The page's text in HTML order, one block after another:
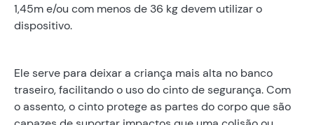
1,45m e/ou com menos de 36 kg devem utilizar o
dispositivo.
Ele serve para deixar a criança mais alta no banco
traseiro, facilitando o uso do cinto de segurança. Com
o assento, o cinto protege as partes do corpo que são